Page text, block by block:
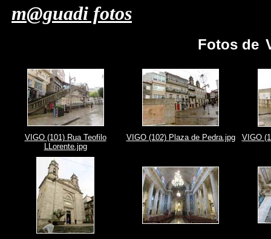
m@guadi fotos
Fotos de
VIGO (101) Rua Teofilo
LLorente.jpg
VIGO (102) Plaza de Pedra.jpg VIGO